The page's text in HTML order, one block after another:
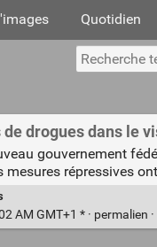
Quotidien
drogues dans le
gouvernement
répressives
AM GMT+1 * · permalien ·